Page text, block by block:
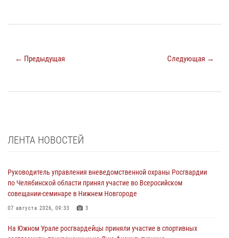
← Предыдущая Следующая →
ЛЕНТА НОВОСТЕЙ
Руководитель управления вневедомственной охраны Росгвардии
по Челябинской области принял участие во Всеросийском
совещании-семинаре в Нижнем Новгороде
07 августа 2026, 09:33 3
На Южном Урале росгвардейцы приняли участие в спортивных